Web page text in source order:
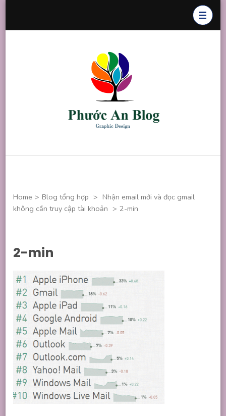
Home > Blog tổng hợp > Nhận email mới và đọc gmail
không cần truy cập tài khoản > 2-min
2-min